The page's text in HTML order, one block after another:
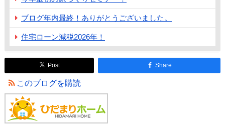
ブログ年内最終！ありがとうございました。
住宅ローン減税2026年！
Post Share
このブログを購読